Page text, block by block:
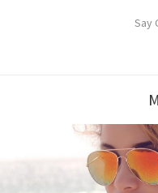
Say